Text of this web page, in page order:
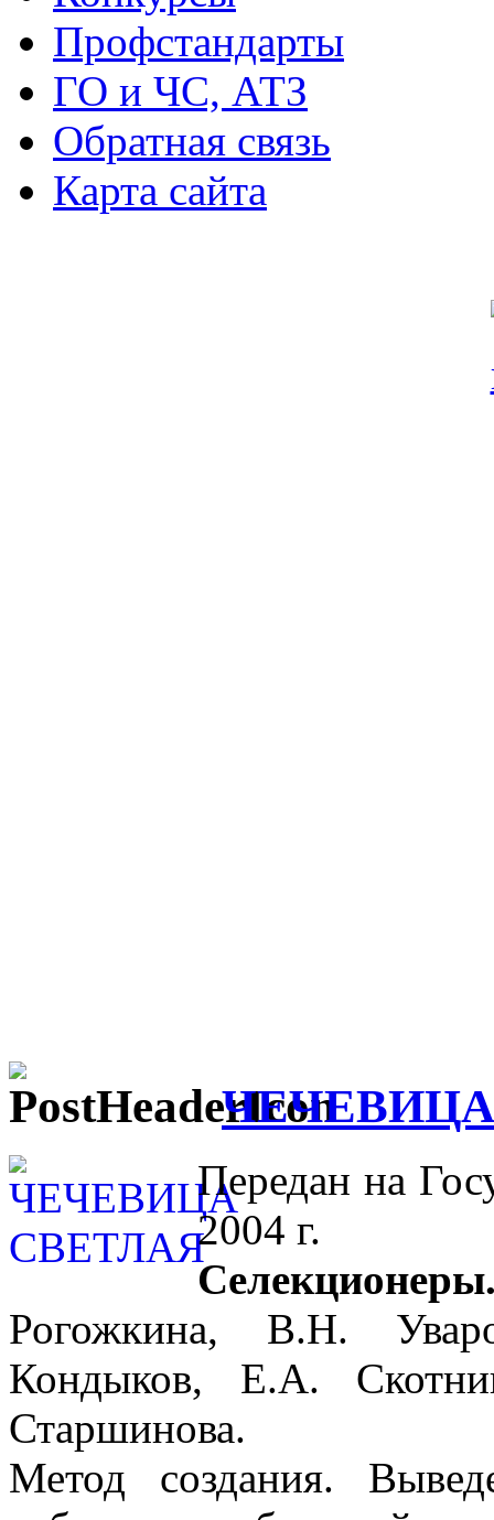
Профстандарты
ГО и ЧС, АТЗ
Обратная связь
Карта сайта
Передан на
2004 г.
Рогожкина, В.Н.
Кондыков, Е.А.
Старшинова.
Метод создания.